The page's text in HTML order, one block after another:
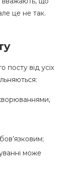
це не так.
посту від усіх
може